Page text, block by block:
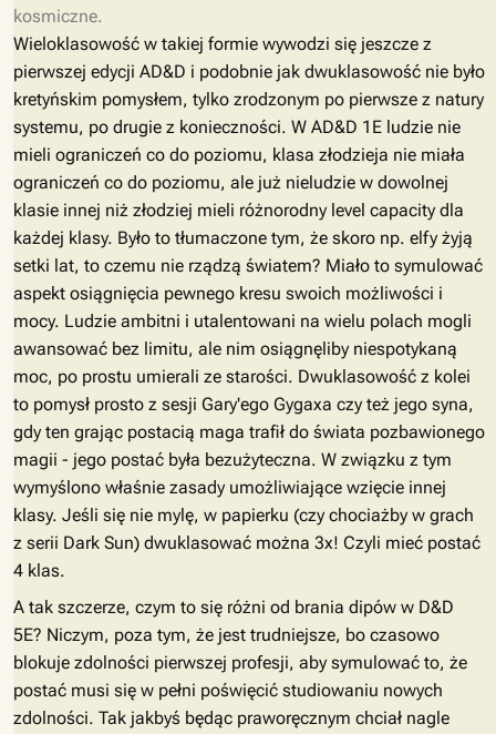
kosmiczne.
Wieloklasowość w takiej formie wywodzi się jeszcze z
pierwszej edycji AD&D i podobnie jak dwuklasowość nie było
kretyńskim pomysłem, tylko zrodzonym po pierwsze z natury
systemu, po drugie z konieczności. W AD&D 1E ludzie nie
mieli ograniczeń co do poziomu, klasa złodzieja nie miała
ograniczeń co do poziomu, ale już nieludzie w dowolnej
klasie innej niż złodziej mieli różnorodny level capacity dla
każdej klasy. Było to tłumaczone tym, że skoro np. elfy żyją
setki lat, to czemu nie rządzą światem? Miało to symulować
aspekt osiągnięcia pewnego kresu swoich możliwości i
mocy. Ludzie ambitni i utalentowani na wielu polach mogli
awansować bez limitu, ale nim osiągnęliby niespotykaną
moc, po prostu umierali ze starości. Dwuklasowość z kolei
to pomysł prosto z sesji Gary'ego Gygaxa czy też jego syna,
gdy ten grając postacią maga trafił do świata pozbawionego
magii - jego postać była bezużyteczna. W związku z tym
wymyślono właśnie zasady umożliwiające wzięcie innej
klasy. Jeśli się nie mylę, w papierku (czy chociażby w grach
z serii Dark Sun) dwuklasować można 3x! Czyli mieć postać
4 klas.
A tak szczerze, czym to się różni od brania dipów w D&D
5E? Niczym, poza tym, że jest trudniejsze, bo czasowo
blokuje zdolności pierwszej profesji, aby symulować to, że
postać musi się w pełni poświęcić studiowaniu nowych
zdolności. Tak jakbyś będąc praworęcznym chciał nagle